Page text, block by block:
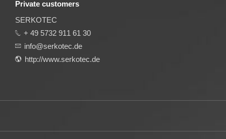
Private customers
SERKOTEC
+ 49 5732 911 61 30
info@serkotec.de
http://www.serkotec.de